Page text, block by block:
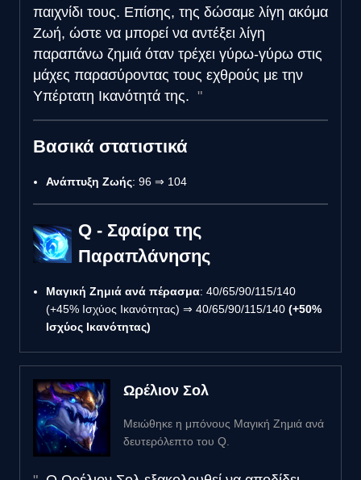
παιχνίδι τους. Επίσης, της δώσαμε λίγη ακόμα
Ζωή, ώστε να μπορεί να αντέξει λίγη
παραπάνω ζημιά όταν τρέχει γύρω-γύρω στις
μάχες παρασύροντας τους εχθρούς με την
Υπέρτατη Ικανότητά της.
Βασικά στατιστικά
Ανάπτυξη Ζωής: 96 ⇒ 104
Q - Σφαίρα της
Παραπλάνησης
Μαγική Ζημιά ανά πέρασμα: 40/65/90/115/140
(+45% Ισχύος Ικανότητας) ⇒ 40/65/90/115/140 (+50%
Ισχύος Ικανότητας)
Ωρέλιον Σολ
Μειώθηκε η μπόνους Μαγική Ζημιά ανά
δευτερόλεπτο του Q.